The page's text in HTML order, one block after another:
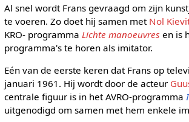
Al snel wordt Frans gevraagd om zijn
te voeren. Zo doet hij samen met Nol
KRO- programma Lichte manoeuvres en is
programma's te horen als imitator.
Eén van de eerste keren dat Frans op
januari 1961. Hij wordt door de acteur
centrale figuur is in het AVRO-programma
uitgenodigd om samen met hem enkele